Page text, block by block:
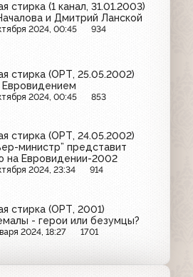
стирка (1 канал, 31.01.2003)
и Дмитрий Ланской
2024, 00:45 934
стирка (ОРТ, 25.05.2002)
2024, 00:45 853
стирка (ОРТ, 24.05.2002)
министр” представит
на Евровидении-2002
2024, 23:34 914
стирка (ОРТ, 2001)
- герои или безумцы?
2024, 18:27 1701